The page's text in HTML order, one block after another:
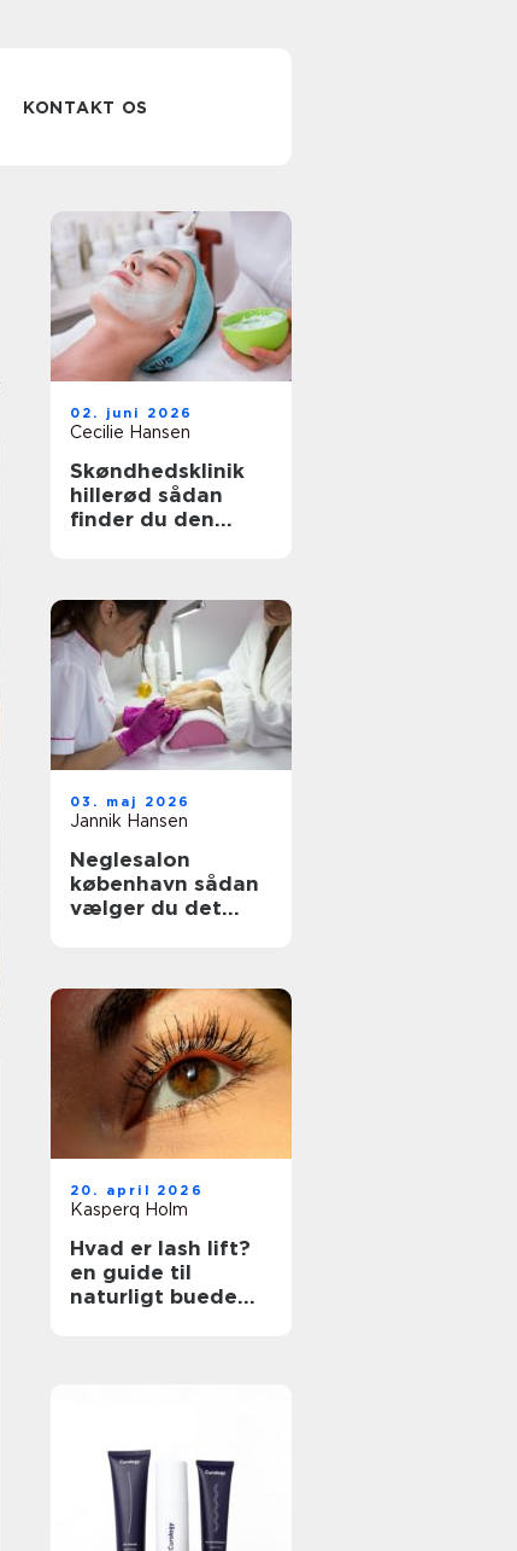
KONTAKT OS
02. juni 2026
Cecilie Hansen
Skøndhedsklinik
hillerød sådan
finder du den
03. maj 2026
Jannik Hansen
Neglesalon
københavn sådan
vælger du det
20. april 2026
Kasperq Holm
Hvad er lash lift?
en guide til
naturligt buede